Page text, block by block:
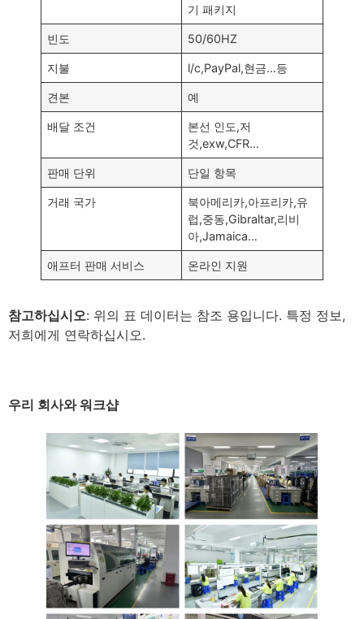
기 패키지
빈도 50/60HZ
지불 l/c,PayPal,현금…등
견본 예
배달 조건
본선 인도,저
것,exw,CFR…
판매 단위 단일 항목
거래 국가
북아메리카,아프리카,유
럽,중동,Gibraltar,리비
아,Jamaica…
애프터 판매 서비스 온라인 지원
참고하십시오: 위의 표 데이터는 참조 용입니다. 특정 정보,
저희에게 연락하십시오.
우리 회사와 워크샵